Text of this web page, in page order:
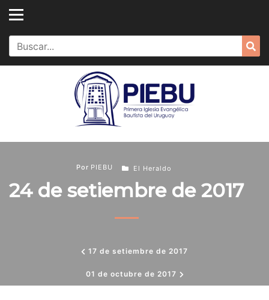
Skip
content
Search
for:
17 de setiembre de 2017
Por PIEBU El Heraldo
24 de setiembre de 2017
01 de octubre de 2017